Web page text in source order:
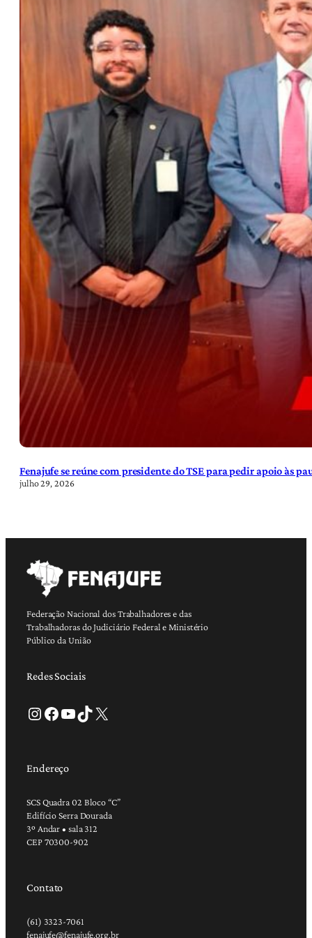
Fenajufe se reúne com presidente do TSE para pedir apoio às
julho 29, 2026
Federação Nacional dos Trabalhadores e das
Trabalhadoras do Judiciário Federal e Ministério
Público da União
Redes Sociais
Instagram Facebook Youtube TikTok X
Endereço
SCS Quadra 02 Bloco “C”
Edifício Serra Dourada
3º Andar • sala 312
CEP 70300-902
Contato
(61) 3323-7061
fenajufe@fenajufe.org.br